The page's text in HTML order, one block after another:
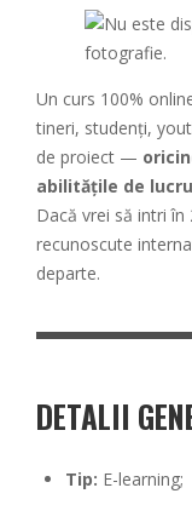
Un curs 100%
tineri, studenți,
de proiect —
abilitățile de
Dacă vrei să intri în
recunoscute
departe.
DETALII
Tip: E-learning;